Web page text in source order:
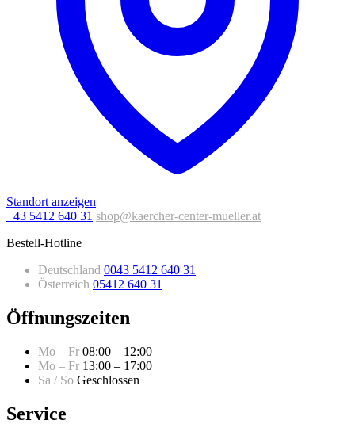
Standort anzeigen
+43 5412 640 31 shop@kaercher-center-mueller.at
Bestell-Hotline
Deutschland 0043 5412 640 31
Österreich 05412 640 31
Öffnungszeiten
Mo – Fr 08:00 – 12:00
Mo – Fr 13:00 – 17:00
Sa / So Geschlossen
Service